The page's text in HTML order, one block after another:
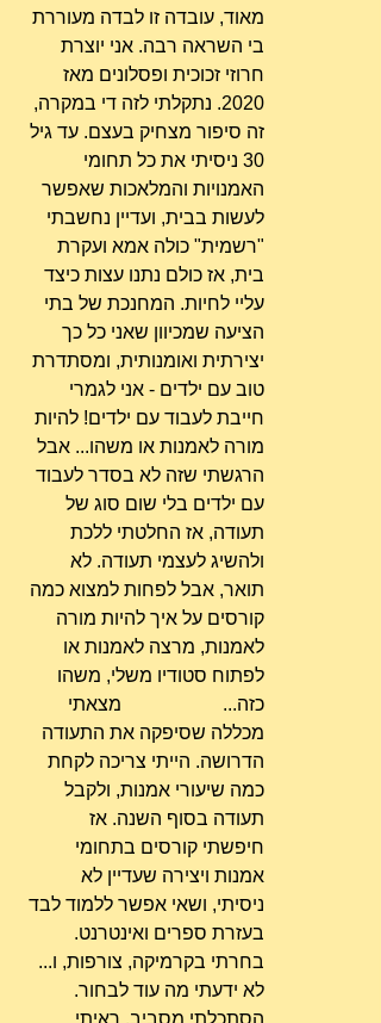
מאוד, עובדה זו לבדה מעוררת
בי השראה רבה. אני יוצרת
חרוזי זכוכית ופסלונים מאז
2020. נתקלתי לזה די במקרה,
זה סיפור מצחיק בעצם. עד גיל
30 ניסיתי את כל תחומי
האמנויות והמלאכות שאפשר
לעשות בבית, ועדיין נחשבתי
"רשמית" כולה אמא ועקרת
בית, אז כולם נתנו עצות כיצד
עליי לחיות. המחנכת של בתי
הציעה שמכיוון שאני כל כך
יצירתית ואומנותית, ומסתדרת
טוב עם ילדים - אני לגמרי
חייבת לעבוד עם ילדים! להיות
מורה לאמנות או משהו... אבל
הרגשתי שזה לא בסדר לעבוד
עם ילדים בלי שום סוג של
תעודה, אז החלטתי ללכת
ולהשיג לעצמי תעודה. לא
תואר, אבל לפחות למצוא כמה
קורסים על איך להיות מורה
לאמנות, מרצה לאמנות או
לפתוח סטודיו משלי, משהו
כזה... 		מצאתי
מכללה שסיפקה את התעודה
הדרושה. הייתי צריכה לקחת
כמה שיעורי אמנות, ולקבל
תעודה בסוף השנה. אז
חיפשתי קורסים בתחומי
אמנות ויצירה שעדיין לא
ניסיתי, ושאי אפשר ללמוד לבד
בעזרת ספרים ואינטרנט.
בחרתי בקרמיקה, צורפות, ו...
לא ידעתי מה עוד לבחור.
הסתכלתי מסביב, ראיתי